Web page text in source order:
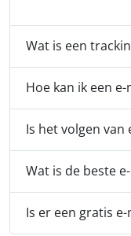
Wat is een
Hoe kan ik een
Is het volgen van
Wat is de beste
Is er een gratis